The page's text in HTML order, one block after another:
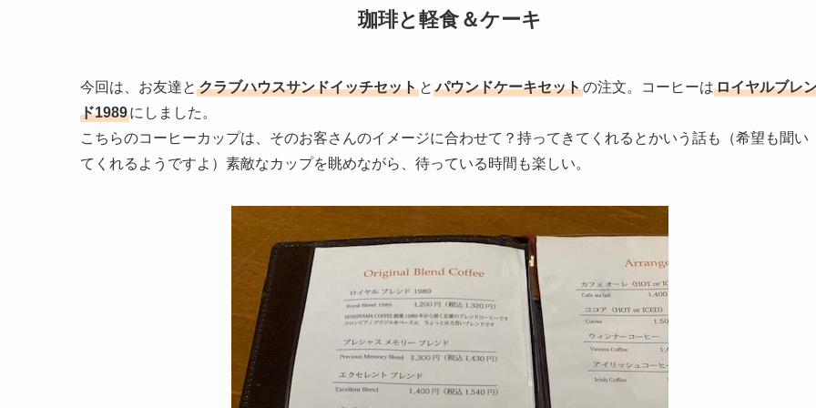
珈琲と軽食＆ケーキ
今回は、お友達と クラブハウスサンドイッチセット と パウンドケーキセットの注文。コーヒーはロイヤルブレ
ド1989にしました。
こちらのコーヒーカップは、そのお客さんのイメージに合わせて？持ってきてくれるとかいう話も（希望も聞い
てくれるようですよ）素敵なカップを眺めながら、待っている時間も楽しい。